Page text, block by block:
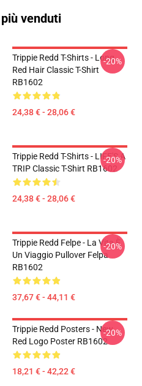
venduti
Trippie Redd T-Shirts - Long
Red Hair Classic T-Shirt
RB1602
24,38 € - 28,06 €
-20%
Trippie Redd T-Shirts - LIFE'S A
TRIP Classic T-Shirt RB1602
24,38 € - 28,06 €
-20%
Trippie Redd Felpe - La Vita È
Un Viaggio Pullover Felpa
RB1602
37,67 € - 44,11 €
-20%
Trippie Redd Posters - New
Red Logo Poster RB1602
18,21 € - 42,22 €
-20%